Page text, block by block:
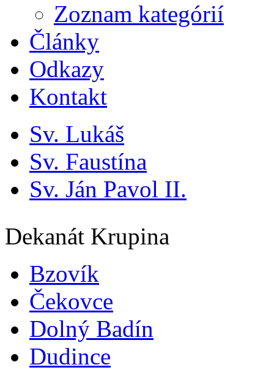
Zoznam kategórií
Články
Odkazy
Kontakt
Sv. Lukáš
Sv. Faustína
Sv. Ján Pavol II.
Dekanát Krupina
Bzovík
Čekovce
Dolný Badín
Dudince